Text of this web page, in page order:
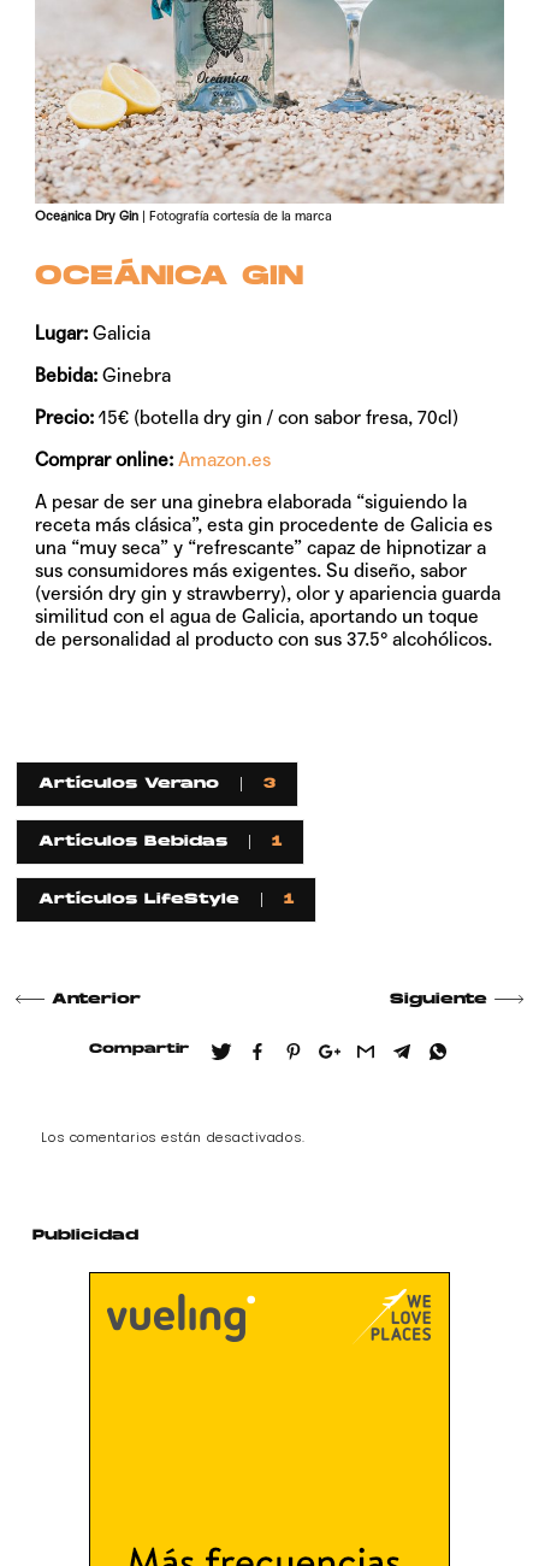
Oceánica Dry Gin | Fotografía cortesía de la marca
OCEÁNICA GIN
Lugar:Galicia
Bebida: Ginebra
Precio:15€ (botella dry gin / con sabor fresa, 70cl)
Comprar online:Amazon.es
A pesar de ser una ginebra elaborada “siguiendo la
receta más clásica”, esta gin procedente de Galicia es
una “muy seca” y “refrescante” capaz de hipnotizar a
sus consumidores más exigentes. Su diseño, sabor
(versión dry gin y strawberry), olor y apariencia guarda
similitud con el agua de Galicia, aportando un toque
de personalidad al producto con sus 37.5° alcohólicos.
Artículos Verano 3
Artículos Bebidas 1
Artículos LifeStyle 1
Anterior Siguiente
Compartir
Los comentarios están desactivados.
Publicidad